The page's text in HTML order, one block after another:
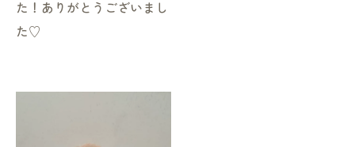
た！ありがとうございまし
た♡